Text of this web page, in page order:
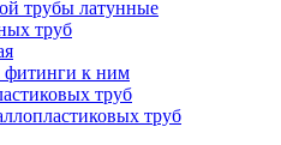
трубы латунные
труб
фитинги к ним
труб
труб